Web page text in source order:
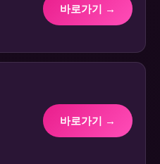
바로가기 →
바로가기 →